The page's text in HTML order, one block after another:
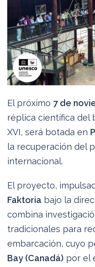
El próximo 7 de
réplica científica del
XVI, será botada en
la recuperación del
internacional.
El proyecto,
Faktoria bajo la
combina
tradicionales para
embarcación, cuyo
Bay (Canadá) por el